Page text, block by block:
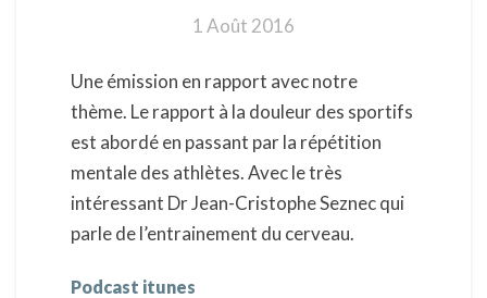
la
et
le
corps
d'un
sportif
de
haut
1 Août 2016
Une émission en rapport avec notre
thème. Le rapport à la douleur des sportifs
est abordé en passant par la répétition
mentale des athlètes. Avec le très
intéressant Dr Jean-Cristophe Seznec qui
parle de l’entrainement du cerveau.
Podcast itunes